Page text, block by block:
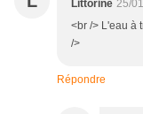
Littorine 25/
<br /> L'eau à
/>
Répondre